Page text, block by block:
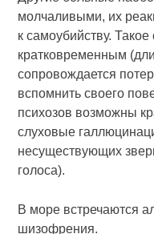
молчаливыми, их
к самоубийству.
кратковременным
сопровождается
вспомнить своего
психозов возможны
слуховые
несуществующих
голоса).
В море встречаются
шизофрения.